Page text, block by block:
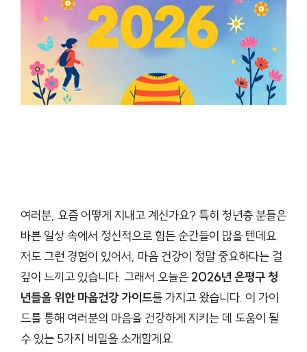
여러분, 요즘 어떻게 지내고 계신가요? 특히 청년층 분들은
바쁜 일상 속에서 정신적으로 힘든 순간들이 많을 텐데요.
저도 그런 경험이 있어서, 마음 건강이 정말 중요하다는 걸
깊이 느끼고 있습니다. 그래서 오늘은2026년 은평구 청
년들을 위한 마음건강 가이드를 가지고 왔습니다. 이 가이
드를 통해 여러분의 마음을 건강하게 지키는 데 도움이 될
수 있는 5가지 비밀을 소개할게요.